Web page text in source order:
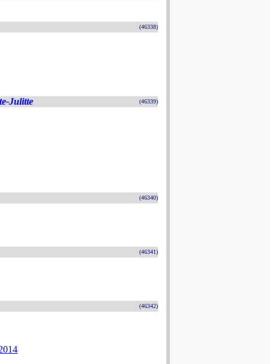
(46338)
Julitte (46339)
(46340)
(46341)
(46342)